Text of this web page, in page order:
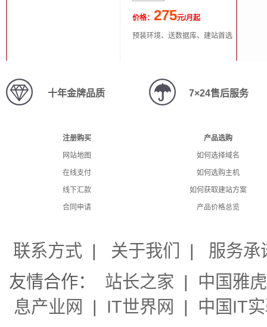
价格： 275元/月起
预装环境、送数据库、建站首选
十年金牌品质 7×24售后服务
注册购买
网站地图
在线支付
线下汇款
合同申请
产品选购
如何选择域名
如何选购主机
如何获取建站方案
产品价格总览
联系方式 | 关于我们 | 服务承
友情合作：
站长之家 | 中国雅虎
息产业网
| IT世界网 | 中国IT